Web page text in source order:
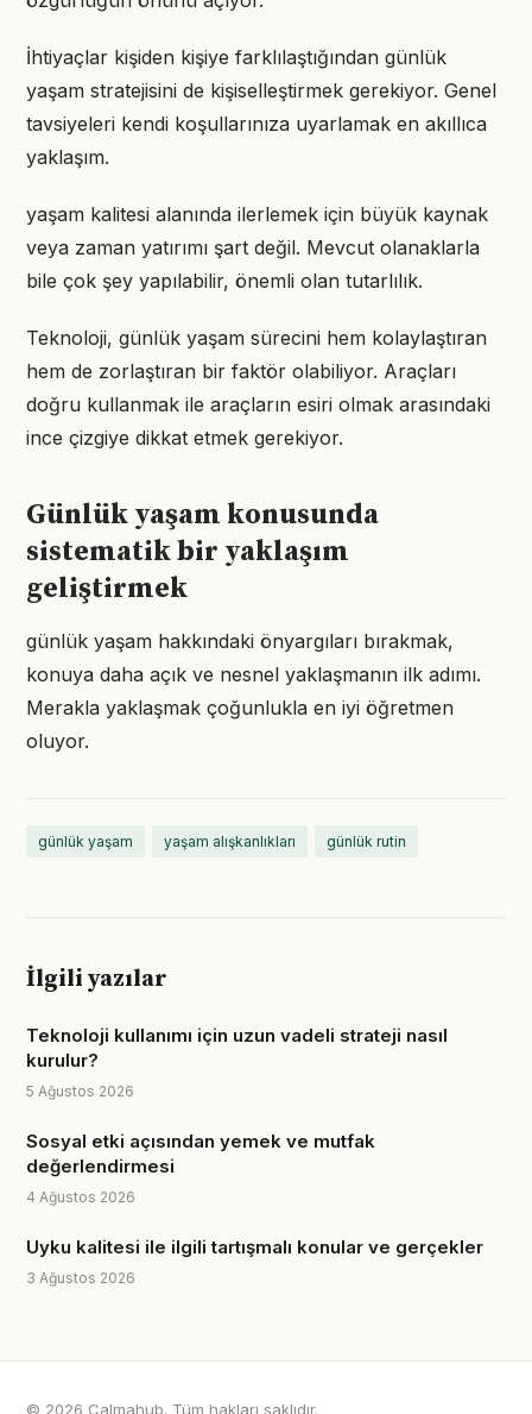
İhtiyaçlar kişiden kişiye farklılaştığından günlük
yaşam stratejisini de kişiselleştirmek gerekiyor. Genel
tavsiyeleri kendi koşullarınıza uyarlamak en akıllıca
yaklaşım.
yaşam kalitesi alanında ilerlemek için büyük kaynak
veya zaman yatırımı şart değil. Mevcut olanaklarla
bile çok şey yapılabilir, önemli olan tutarlılık.
Teknoloji, günlük yaşam sürecini hem kolaylaştıran
hem de zorlaştıran bir faktör olabiliyor. Araçları
doğru kullanmak ile araçların esiri olmak arasındaki
ince çizgiye dikkat etmek gerekiyor.
Günlük yaşam konusunda
sistematik bir yaklaşım
geliştirmek
günlük yaşam hakkındaki önyargıları bırakmak,
konuya daha açık ve nesnel yaklaşmanın ilk adımı.
Merakla yaklaşmak çoğunlukla en iyi öğretmen
oluyor.
günlük yaşam yaşam alışkanlıkları günlük rutin
İlgili yazılar
Teknoloji kullanımı için uzun vadeli strateji nasıl
kurulur?
5 Ağustos 2026
Sosyal etki açısından yemek ve mutfak
değerlendirmesi
4 Ağustos 2026
Uyku kalitesi ile ilgili tartışmalı konular ve gerçekler
3 Ağustos 2026
© 2026 Calmahub. Tüm hakları saklıdır.